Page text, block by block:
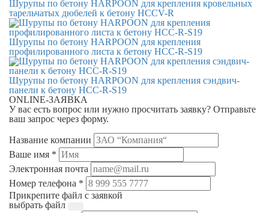
Шурупы по бетону HARPOON для крепления кровельных
тарельчатых дюбелей к бетону HCCV-R
Шурупы по бетону HARPOON для крепления
профилированного листа к бетону HCC-R-S19
Шурупы по бетону HARPOON для крепления сэндвич-
панели к бетону HCC-R-S19
ONLINE-ЗАЯВКА
У вас есть вопрос или нужно просчитать заявку? Отправьте
ваш запрос через форму.
Название компании
Ваше имя *
Электронная почта
Номер телефона *
Прикрепите файл с заявкой
выбрать файл